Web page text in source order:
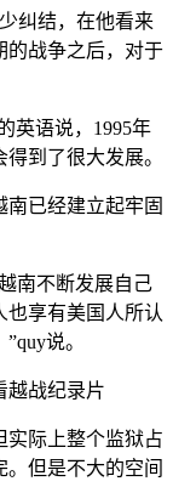
纠结，在他看来
的战争之后，对于
语说，1995年
到了很大发展。
已经建立起牢固
南不断发展自己
也享有美国人所认
说。
战纪录片
际上整个监狱占
但是不大的空间